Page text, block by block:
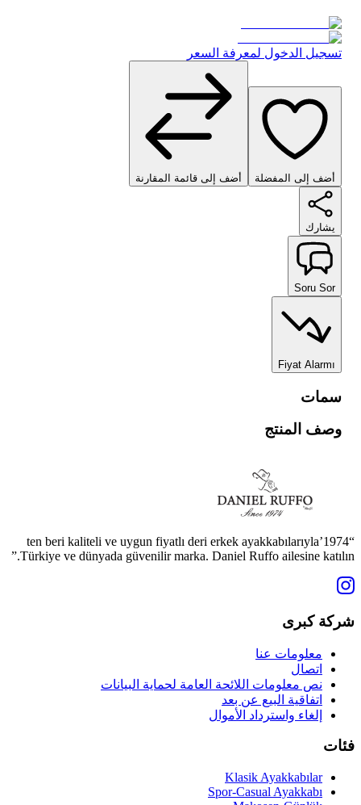
تسجيل الدخول لمعرفة السعر
أضف إلى المفضلة أضف إلى قائمة المقارنة
يشارك
Soru Sor
Fiyat Alarmı
سمات
وصف المنتج
“1974’ten beri kaliteli ve uygun fiyatlı deri erkek ayakkabılarıyla
Türkiye ve dünyada güvenilir marka. Daniel Ruffo ailesine katılın.”
شركة كبرى
معلومات عنا
اتصال
نص معلومات اللائحة العامة لحماية البيانات
اتفاقية البيع عن بعد
إلغاء واسترداد الأموال
فئات
Klasik Ayakkabılar
Spor-Casual Ayakkabı